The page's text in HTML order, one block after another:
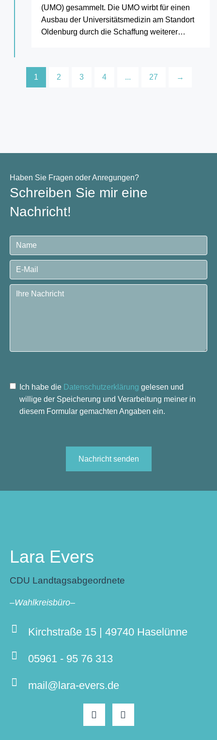
(UMO) gesammelt. Die UMO wirbt für einen
Ausbau der Universitätsmedizin am Standort
Oldenburg durch die Schaffung weiterer…
1 2 3 4 ... 27 →
Haben Sie Fragen oder Anregungen?
Schreiben Sie mir eine
Nachricht!
Ich habe die Datenschutzerklärung gelesen und
willige der Speicherung und Verarbeitung meiner in
diesem Formular gemachten Angaben ein.
Nachricht senden
Lara Evers
CDU Landtagsabgeordnete
–Wahlkreisbüro–
Kirchstraße 15 | 49740 Haselünne
05961 - 95 76 313
mail@lara-evers.de